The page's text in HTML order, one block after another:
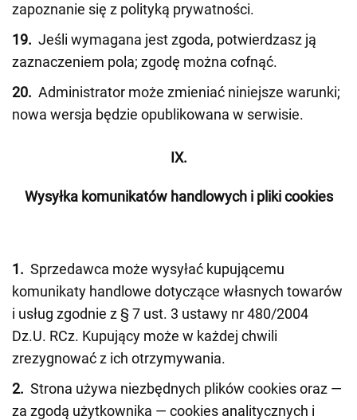
zapoznanie się z polityką prywatności.
19. Jeśli wymagana jest zgoda, potwierdzasz ją
zaznaczeniem pola; zgodę można cofnąć.
20. Administrator może zmieniać niniejsze warunki;
nowa wersja będzie opublikowana w serwisie.
IX.
Wysyłka komunikatów handlowych i pliki cookies
1. Sprzedawca może wysyłać kupującemu
komunikaty handlowe dotyczące własnych towarów
i usług zgodnie z § 7 ust. 3 ustawy nr 480/2004
Dz.U. RCz. Kupujący może w każdej chwili
zrezygnować z ich otrzymywania.
2. Strona używa niezbędnych plików cookies oraz —
za zgodą użytkownika — cookies analitycznych i